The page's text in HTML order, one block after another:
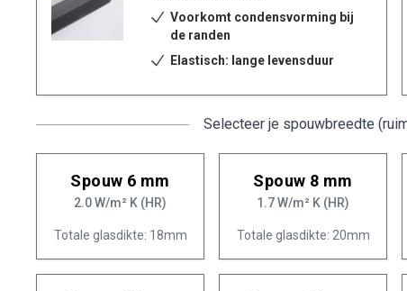
Voorkomt condensvorming bij
de randen
Elastisch: lange levensduur
Selecteer je spouwbreedte
Spouw 6 mm
2.0 W/m² K (HR)
Totale glasdikte: 18mm
Spouw 8 mm
1.7 W/m² K (HR)
Totale glasdikte: 20mm